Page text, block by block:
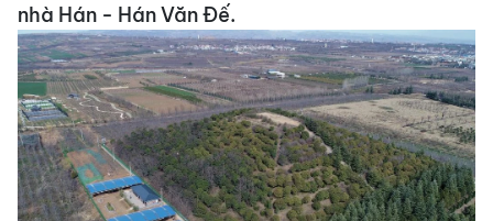
nhà Hán - Hán Văn Đế.